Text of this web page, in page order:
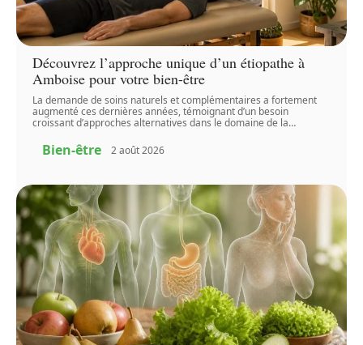
Découvrez l’approche unique d’un étiopathe à
Amboise pour votre bien-être
La demande de soins naturels et complémentaires a fortement
augmenté ces dernières années, témoignant d’un besoin
croissant d’approches alternatives dans le domaine de la…
Bien-être 2 août 2026